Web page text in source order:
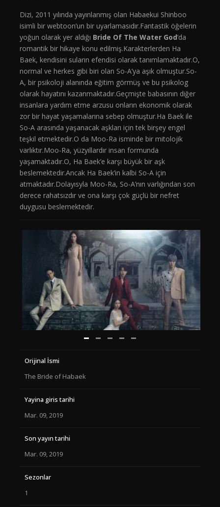
Dizi, 2011 yılında yayınlanmış olan Habaekui Shinboo
isimli bir webtoon’un bir uyarlamasıdır.Fantastik öğelerin
yoğun olarak yer aldığı Bride Of The Water God‘da
romantik bir hikaye konu edilmiş.Karakterlerden Ha
Baek, kendisini suların efendisi olarak tanımlamaktadır.O,
normal ve herkes gibi biri olan So-A’ya aşık olmuştur.So-
A, bir psikoloji alanında eğitim görmüş ve bu psikolog
olarak hayatını kazanmaktadır.Geçmişte babasının diğer
insanlara yardım etme arzusu onların ekonomik olarak
zor bir hayat yaşamalarına sebep olmuştur.Ha Baek ile
So-A arasında yaşanacak aşkları için tek birşey engel
teşkil etmektedir.O da Moo-Ra isminde bir mitolojik
varlıktır.Moo-Ra, yüzyıllardır insan formunda
yaşamaktadır.O, Ha Baek’e karşı büyük bir aşk
beslemektedir.Ancak Ha Baek’in kalbi So-A için
atmaktadır.Dolayısyla Moo-Ra, So-A’nın varlığından son
derece rahatsızdır ve ona karşı çok güçlü bir nefret
duygusu beslemektedir.
Orijinal İsmi
The Bride of Habaek
Yayina giris tarihi
Mar. 09, 2019
Son yayın tarihi
Mar. 09, 2019
Sezonlar
1